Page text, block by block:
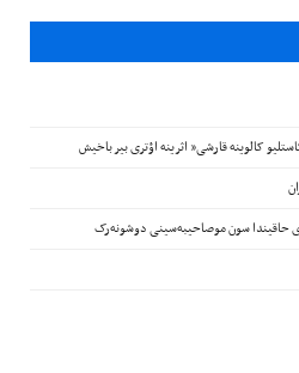
کالوینه قارشی” اثرینه اؤتری بیر باخیش
حاقیندا سون موصاحیبه‌سینی دوشونه‌رک